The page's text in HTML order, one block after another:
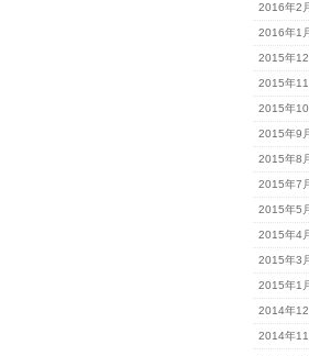
2016年2
2016年1
2015年12
2015年11
2015年10
2015年9
2015年8
2015年7
2015年5
2015年4
2015年3
2015年1
2014年12
2014年11